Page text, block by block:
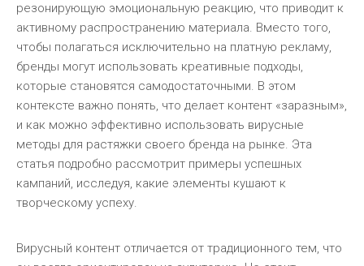
резонирующую эмоциональную реакцию, что приводит к
активному распространению материала. Вместо того,
чтобы полагаться исключительно на платную рекламу,
бренды могут использовать креативные подходы,
которые становятся самодостаточными. В этом
контексте важно понять, что делает контент «заразным»,
и как можно эффективно использовать вирусные
методы для растяжки своего бренда на рынке. Эта
статья подробно рассмотрит примеры успешных
кампаний, исследуя, какие элементы кушают к
творческому успеху.
Вирусный контент отличается от традиционного тем, что